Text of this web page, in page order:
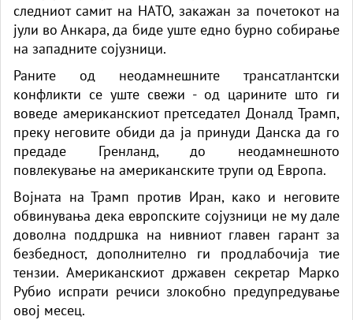
следниот самит на НАТО, закажан за почетокот на
јули во Анкара, да биде уште едно бурно собирање
на западните сојузници.
Раните од неодамнешните трансатлантски
конфликти се уште свежи - од царините што ги
воведе американскиот претседател Доналд Трамп,
преку неговите обиди да ја принуди Данска да го
предаде Гренланд, до неодамнешното
повлекување на американските трупи од Европа.
Војната на Трамп против Иран, како и неговите
обвинувања дека европските сојузници не му дале
доволна поддршка на нивниот главен гарант за
безбедност, дополнително ги продлабочија тие
тензии. Американскиот државен секретар Марко
Рубио испрати речиси злокобно предупредување
овој месец.